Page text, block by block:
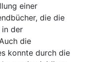
einer
die die
der
die
konnte durch die